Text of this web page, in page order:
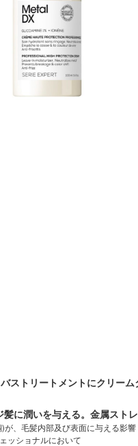
ストリートメントにクリーム
髪に潤いを与える。金属スト
)が、毛髪内部及び表面に与える影響
ッショナルにおいて